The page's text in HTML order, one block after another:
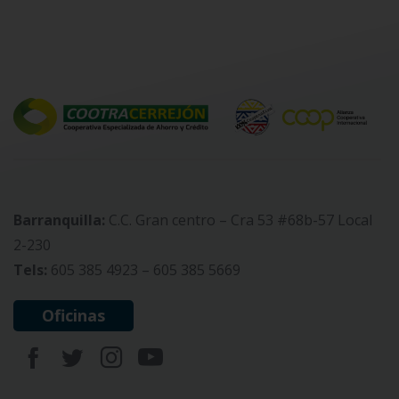
Barranquilla: C.C. Gran centro – Cra 53 #68b-57 Local
2-230
Tels: 605 385 4923 – 605 385 5669
Oficinas